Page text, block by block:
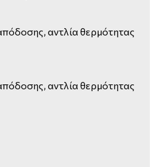
αντλία θερμότητας
αντλία θερμότητας